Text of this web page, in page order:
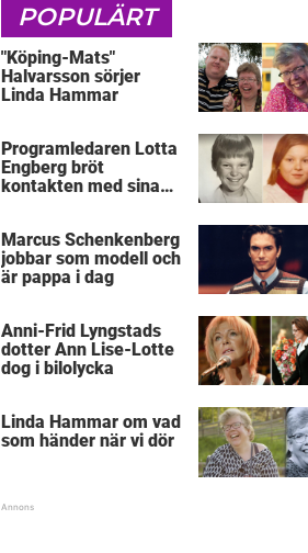
POPULÄRT
"Köping-Mats"
Halvarsson sörjer
Linda Hammar
Programledaren Lotta
Engberg bröt
kontakten med sina
Marcus Schenkenberg
jobbar som modell och
är pappa i dag
Anni-Frid Lyngstads
dotter Ann Lise-Lotte
dog i bilolycka
Linda Hammar om vad
som händer när vi dör